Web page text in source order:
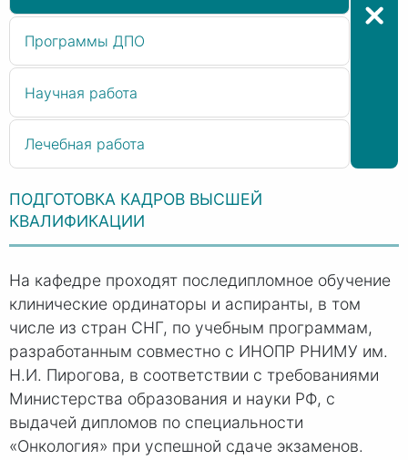
Программы ДПО
Научная работа
Лечебная работа
ПОДГОТОВКА КАДРОВ ВЫСШЕЙ
КВАЛИФИКАЦИИ
На кафедре проходят последипломное обучение
клинические ординаторы и аспиранты, в том
числе из стран СНГ, по учебным программам,
разработанным совместно с ИНОПР РНИМУ им.
Н.И. Пирогова, в соответствии с требованиями
Министерства образования и науки РФ, с
выдачей дипломов по специальности
«Онкология» при успешной сдаче экзаменов.